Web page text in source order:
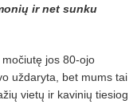
ir net sunku
jos 80-ojo
uždaryta, bet mums tai
vietų ir kavinių tiesiog